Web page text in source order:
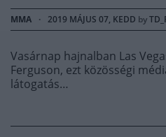
MMA · 2019 MÁJUS 07, KEDD by
Vasárnap hajnalban Las
Ferguson, ezt közösségi
látogatás…